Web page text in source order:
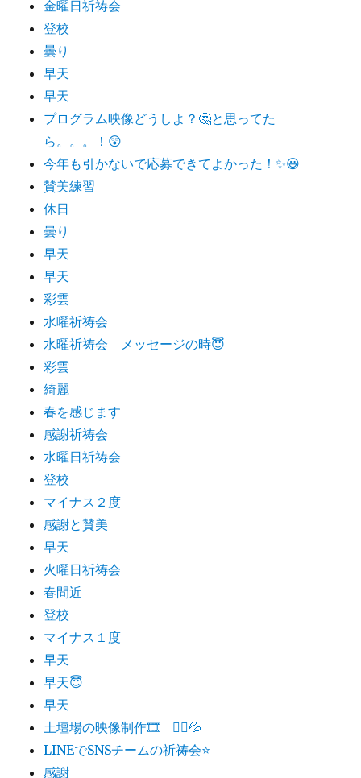
金曜日祈祷会
登校
曇り
早天
早天
プログラム映像どうしよ？🤔と思ってた
ら。。。！😲
今年も引かないで応募できてよかった！✨😃
賛美練習
休日
曇り
早天
早天
彩雲
水曜祈祷会
水曜祈祷会 メッセージの時😇
彩雲
綺麗
春を感じます
感謝祈祷会
水曜日祈祷会
登校
マイナス２度
感謝と賛美
早天
火曜日祈祷会
春間近
登校
マイナス１度
早天
早天😇
早天
土壇場の映像制作🎞 🏃‍♂️💦
LINEでSNSチームの祈祷会⭐️
感謝